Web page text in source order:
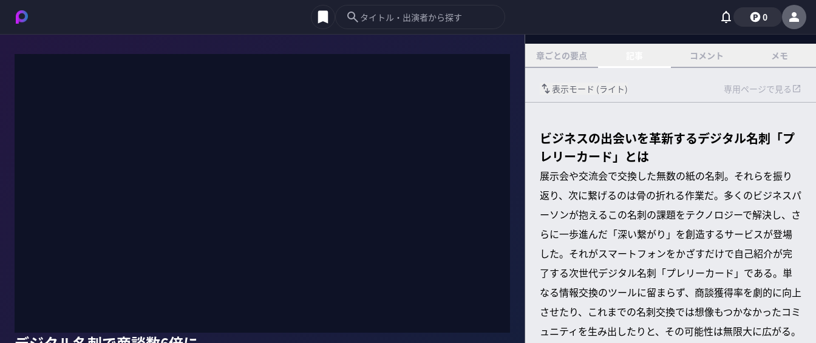
0
章ごとの要点 コメント メモ
表示モード (ライト) 専用ページで見る
ビジネスの出会いを革新するデジタル名刺「プ
レリーカード」とは
展示会や交流会で交換した無数の紙の名刺。それらを振り
返り、次に繋げるのは骨の折れる作業だ。多くのビジネスパ
ーソンが抱えるこの名刺の課題をテクノロジーで解決し、さ
らに一歩進んだ「深い繋がり」を創造するサービスが登場
した。それがスマートフォンをかざすだけで自己紹介が完
了する次世代デジタル名刺「プレリーカード」である。単
なる情報交換のツールに留まらず、商談獲得率を劇的に向上
させたり、これまでの名刺交換では想像もつかなかったコミ
ュニティを生み出したりと、その可能性は無限大に広がる。